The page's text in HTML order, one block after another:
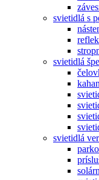
svietidlá s
svietidlá
svietidlá